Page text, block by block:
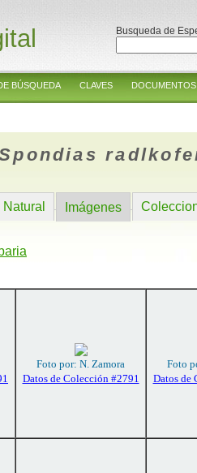
Busqueda de
BÚSQUEDA CLAVES DOCUMENTOS
Imágenes
Foto por: N. Zamora
Datos de Colección #2791
Foto
Datos de